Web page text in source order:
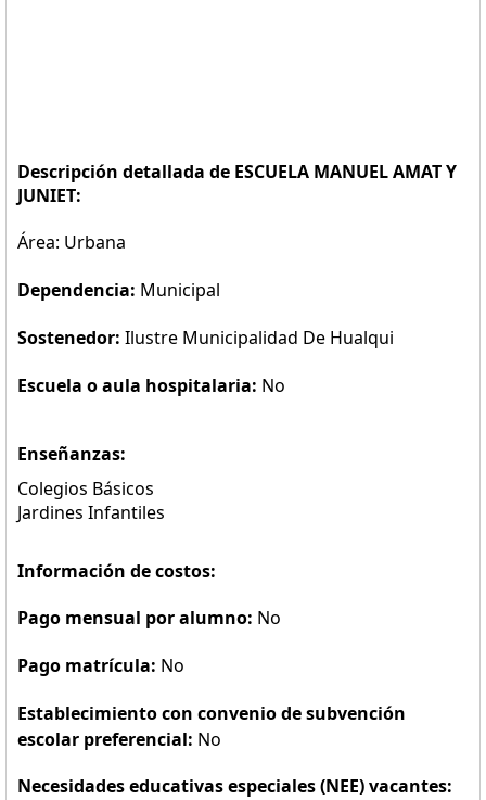
Descripción detallada de ESCUELA MANUEL AMAT Y
JUNIET:
Área: Urbana
Dependencia: Municipal
Sostenedor: Ilustre Municipalidad De Hualqui
Escuela o aula hospitalaria: No
Enseñanzas:
Colegios Básicos
Jardines Infantiles
Información de costos:
Pago mensual por alumno: No
Pago matrícula: No
Establecimiento con convenio de subvención
escolar preferencial: No
Necesidades educativas especiales (NEE) vacantes: